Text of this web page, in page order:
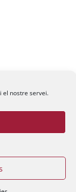
el nostre servei.